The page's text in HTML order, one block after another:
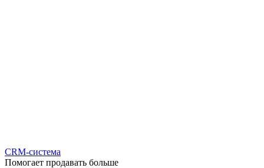
CRM-система
Помогает продавать больше